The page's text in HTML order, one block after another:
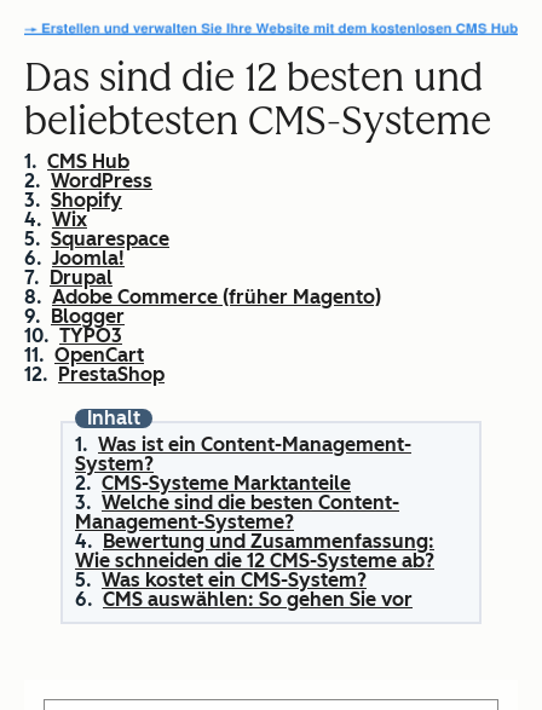
Das sind die 12 besten und
beliebtesten CMS-Systeme
CMS Hub
WordPress
Shopify
Wix
Squarespace
Joomla!
Drupal
Adobe Commerce (früher Magento)
Blogger
TYPO3
OpenCart
PrestaShop
Inhalt
Was ist ein Content-Management-
System?
CMS-Systeme Marktanteile
Welche sind die besten Content-
Management-Systeme?
Bewertung und Zusammenfassung:
Wie schneiden die 12 CMS-Systeme ab?
Was kostet ein CMS-System?
CMS auswählen: So gehen Sie vor